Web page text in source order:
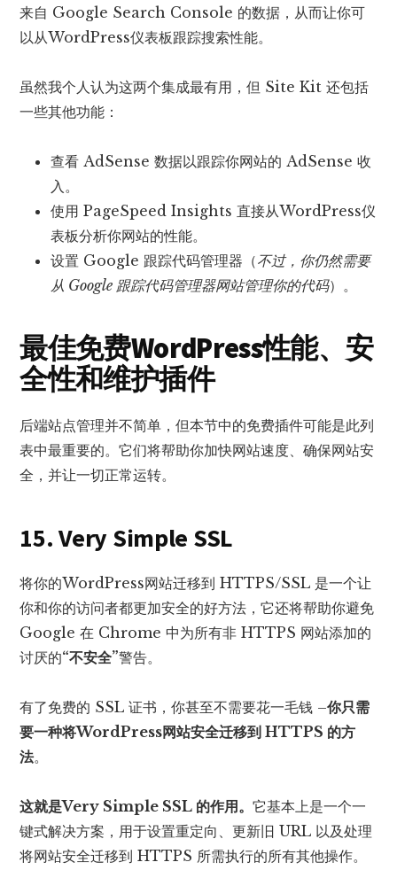
来自 Google Search Console 的数据，从而让你可
以从WordPress仪表板跟踪搜索性能。
虽然我个人认为这两个集成最有用，但 Site Kit 还包括
一些其他功能：
查看 AdSense 数据以跟踪你网站的 AdSense 收
入。
使用 PageSpeed Insights 直接从WordPress仪
表板分析你网站的性能。
设置 Google 跟踪代码管理器（不过，你仍然需要
从 Google 跟踪代码管理器网站管理你的代码）。
最佳免费WordPress性能、安
全性和维护插件
后端站点管理并不简单，但本节中的免费插件可能是此列
表中最重要的。它们将帮助你加快网站速度、确保网站安
全，并让一切正常运转。
15.Very Simple SSL
将你的WordPress网站迁移到 HTTPS/SSL 是一个让
你和你的访问者都更加安全的好方法，它还将帮助你避免
Google 在 Chrome 中为所有非 HTTPS 网站添加的
讨厌的“不安全”警告。
有了免费的 SSL 证书，你甚至不需要花一毛钱 –你只需
要一种将WordPress网站安全迁移到 HTTPS 的方
法。
这就是Very Simple SSL 的作用。它基本上是一个一
键式解决方案，用于设置重定向、更新旧 URL 以及处理
将网站安全迁移到 HTTPS 所需执行的所有其他操作。